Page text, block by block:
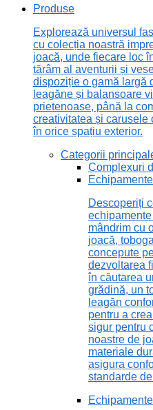
Produse
Explorează universul
cu colecția noastră
joacă, unde fiecare loc
tărâm al aventurii și
dispoziție o gamă largă
leagăne și balansoare
prietenoase, până la
creativitatea și carusele
în orice spațiu exterior.
Categorii
Complexuri
Descoperiți
mândrim cu
joacă,
concepute
dezvoltarea
în căutarea
grădină, un
leagăn
pentru a
sigur pentru
noastre de
materiale
asigura
standarde